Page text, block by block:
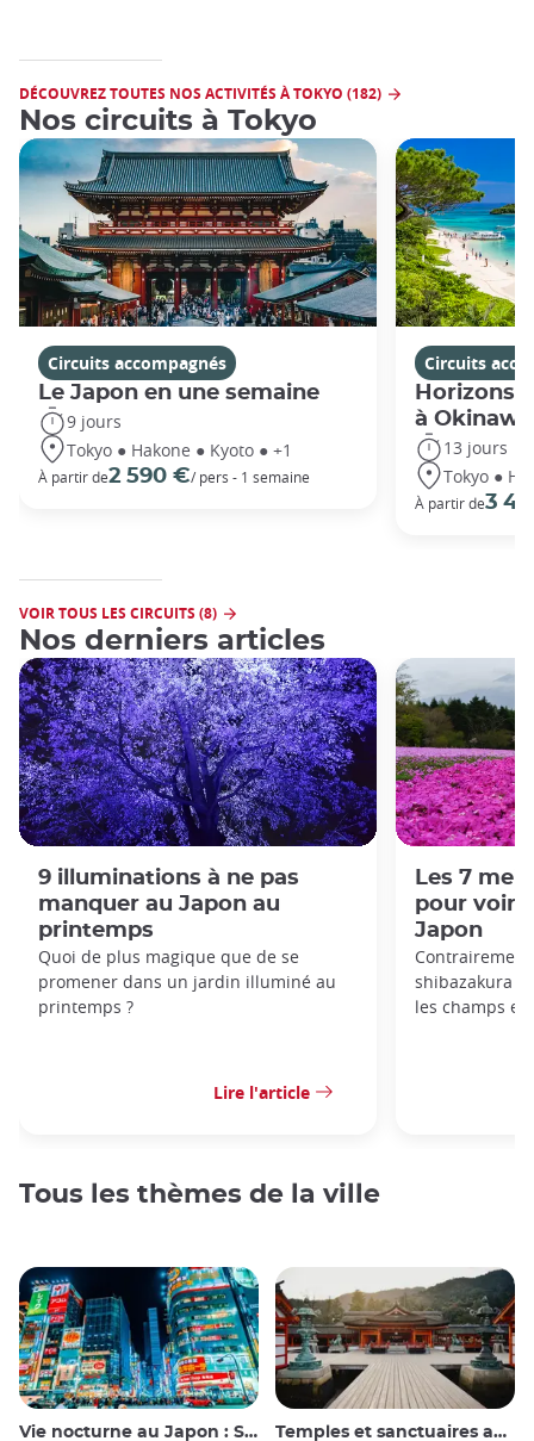
DÉCOUVREZ TOUTES NOS ACTIVITÉS À TOKYO (182)
Nos circuits à Tokyo
Circuits accompagnés
Le Japon en une semaine
9 jours
Tokyo ● Hakone ● Kyoto ● +1
À partir de2 590 €/ pers - 1 semaine
Circuits
Horizons
à Okinawa
13 jours
Tokyo ●
À partir de3
VOIR TOUS LES CIRCUITS (8)
Nos derniers articles
9 illuminations à ne pas
manquer au Japon au
printemps
Quoi de plus magique que de se
promener dans un jardin illuminé au
printemps ?
Lire l'article
Les 7
pour voir
Japon
shibazakura
les champs
Tous les thèmes de la ville
Vie nocturne au Japon : Sortir, voir et boire Temples et sanctuaires au Japon